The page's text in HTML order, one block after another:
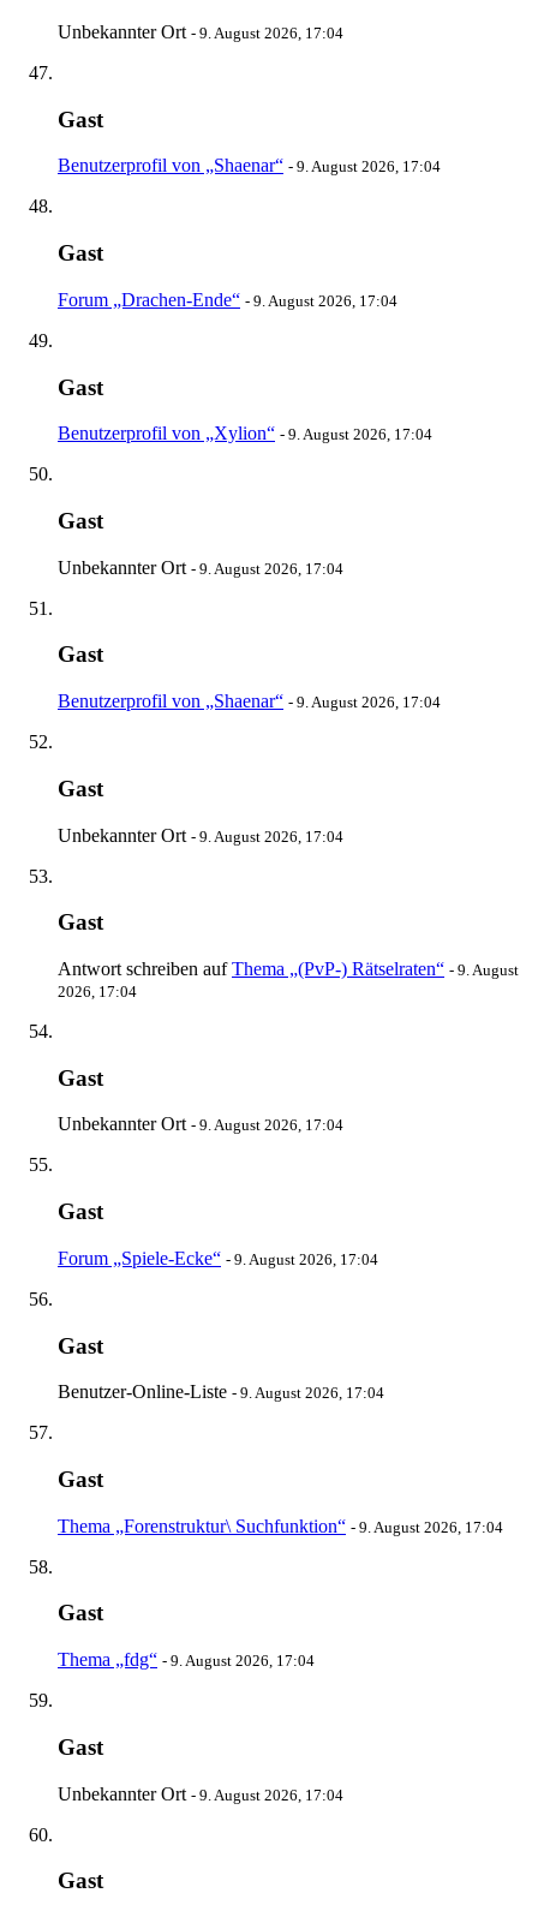
Unbekannter Ort - 9. August 2026, 17:04
Gast
Benutzerprofil von „Shaenar“ - 9. August 2026, 17:04
Gast
Forum „Drachen-Ende“ - 9. August 2026, 17:04
Gast
Benutzerprofil von „Xylion“ - 9. August 2026, 17:04
Gast
Unbekannter Ort - 9. August 2026, 17:04
Gast
Benutzerprofil von „Shaenar“ - 9. August 2026, 17:04
Gast
Unbekannter Ort - 9. August 2026, 17:04
Gast
Antwort schreiben aufThema „(PvP-) Rätselraten“ - 9. August
2026, 17:04
Gast
Unbekannter Ort - 9. August 2026, 17:04
Gast
Forum „Spiele-Ecke“ - 9. August 2026, 17:04
Gast
Benutzer-Online-Liste - 9. August 2026, 17:04
Gast
Thema „Forenstruktur\ Suchfunktion“ - 9. August 2026, 17:04
Gast
Thema „fdg“ - 9. August 2026, 17:04
Gast
Unbekannter Ort - 9. August 2026, 17:04
Gast